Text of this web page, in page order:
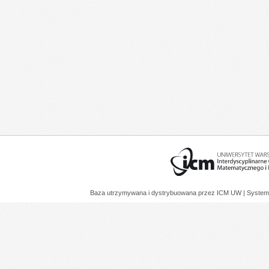
Baza utrzymywana i dystrybuowana przez ICM UW |